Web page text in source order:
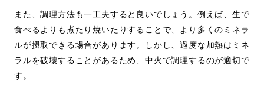
また、調理方法も一工夫すると良いでしょう。例えば、生で
食べるよりも煮たり焼いたりすることで、より多くのミネラ
ルが摂取できる場合があります。しかし、過度な加熱はミネ
ラルを破壊することがあるため、中火で調理するのが適切で
す。